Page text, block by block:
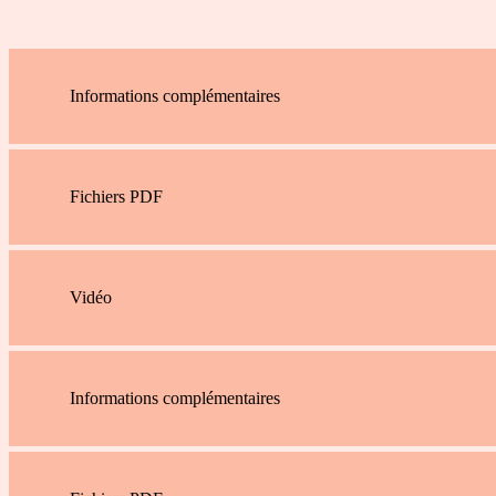
Informations complémentaires
Fichiers PDF
Vidéo
Informations complémentaires